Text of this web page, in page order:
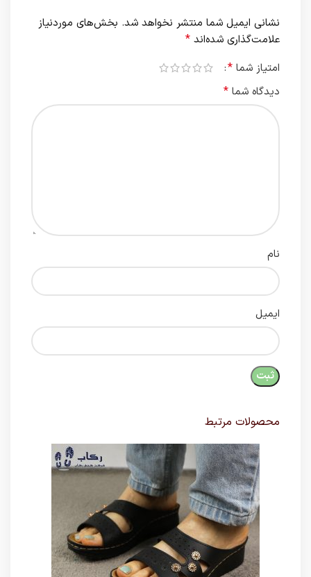
نشانی ایمیل شما منتشر نخواهد شد. بخش‌های موردنیاز
علامت‌گذاری شده‌اند *
امتیاز شما *
دیدگاه شما *
نام
ایمیل
محصولات مرتبط